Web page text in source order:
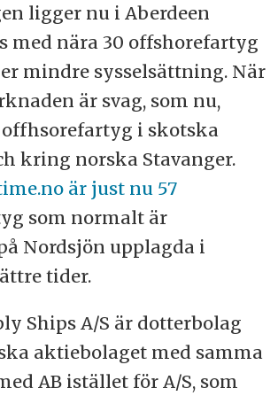
ligger nu i Aberdeen
med nära 30 offshorefartyg
mindre sysselsättning. När
är svag, som nu,
i skotska
kring norska Stavanger.
är just nu 57
som normalt är
Nordsjön upplagda i
tider.
Ships A/S är dotterbolag
aktiebolaget med samma
AB istället för A/S, som